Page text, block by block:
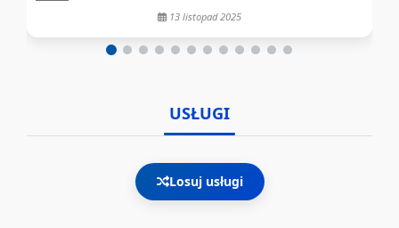
13 listopad 2025
USŁUGI
Losuj usługi